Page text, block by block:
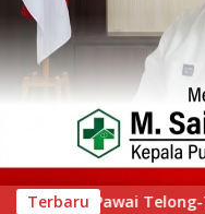
Terbaru
Padang ke-357,